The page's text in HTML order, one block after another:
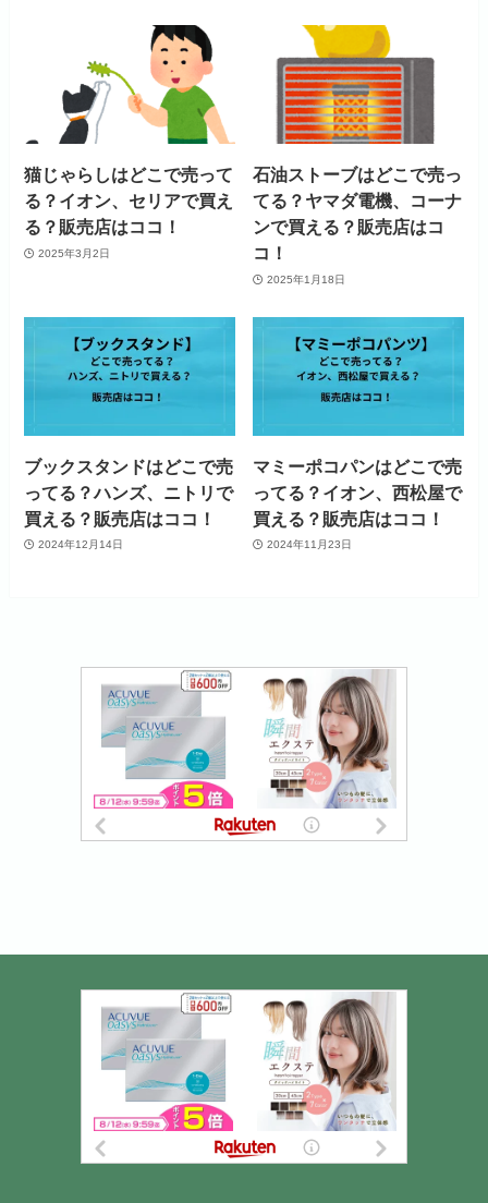
猫じゃらしはどこで売って
る？イオン、セリアで買え
る？販売店はココ！
2025年3月2日
石油ストーブはどこで売っ
てる？ヤマダ電機、コーナ
ンで買える？販売店はコ
コ！
2025年1月18日
ブックスタンドはどこで売
ってる？ハンズ、ニトリで
買える？販売店はココ！
2024年12月14日
マミーポコパンはどこで売
ってる？イオン、西松屋で
買える？販売店はココ！
2024年11月23日